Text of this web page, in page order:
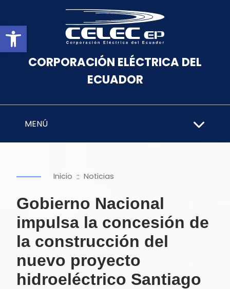
Abrir barra de herramientas
CORPORACIÓN ELÉCTRICA DEL
ECUADOR
MENÚ
Inicio :: Noticias
Gobierno Nacional
impulsa la concesión de
la construcción del
nuevo proyecto
hidroeléctrico Santiago